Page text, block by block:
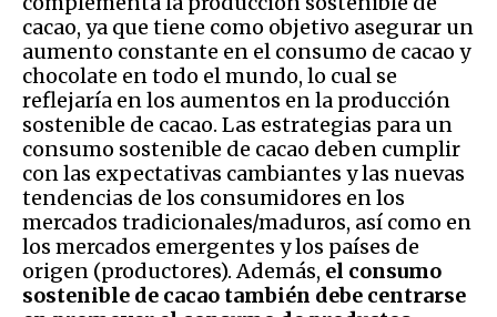
cacao, ya que tiene como objetivo asegurar un
aumento constante en el consumo de cacao y
chocolate en todo el mundo, lo cual se
reflejaría en los aumentos en la producción
sostenible de cacao. Las estrategias para un
consumo sostenible de cacao deben cumplir
con las expectativas cambiantes y las nuevas
tendencias de los consumidores en los
mercados tradicionales/maduros, así como en
los mercados emergentes y los países de
origen (productores). Además, el consumo
sostenible de cacao también debe centrarse